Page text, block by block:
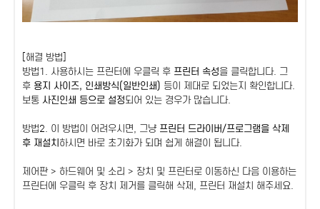
[해결 방법]
방법1. 사용하시는 프린터에 우클릭 후 프린터 속성을 클릭합니다. 그
후 용지 사이즈, 인쇄방식(일반인쇄) 등이 제대로 되었는지 확인합니다.
보통 사진인쇄 등으로 설정되어 있는 경우가 많습니다.
방법2. 이 방법이 어려우시면, 그냥 프린터 드라이버/프로그램을 삭제
후 재설치 하시면 바로 초기화가 되며 쉽게 해결이 됩니다.
제어판 > 하드웨어 및 소리 > 장치 및 프린터로 이동하신 다음 이용하는
프린터에 우클릭 후 장치 제거를 클릭해 삭제, 프린터 재설치 해주세요.